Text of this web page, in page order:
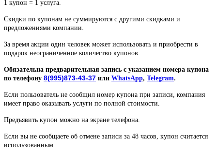
1 купон = 1 услуга.
Скидки по купонам не суммируются с другими скидками и
предложениями компании.
За время акции один человек может использовать и приобрести в
подарок неограниченное количество купонов.
Обязательна предварительная запись с указанием номера купона
по телефону 8(995)873-43-37 или WhatsApp, Telegram.
Если пользователь не сообщил номер купона при записи, компания
имеет право оказывать услуги по полной стоимости.
Предъявить купон можно на экране телефона.
Если вы не сообщаете об отмене записи за 48 часов, купон считается
использованным.